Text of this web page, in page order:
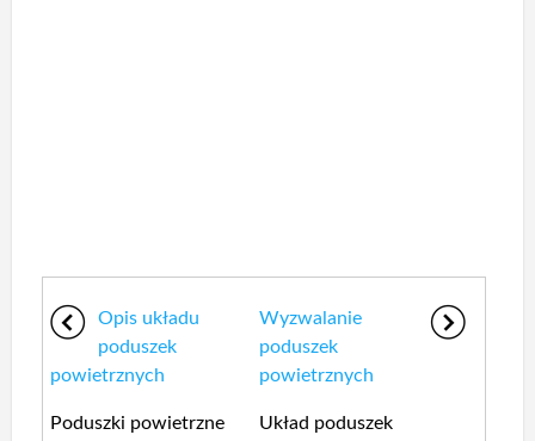
Opis układu
poduszek
powietrznych
Poduszki powietrzne
Wyzwalanie
poduszek
powietrznych
Układ poduszek